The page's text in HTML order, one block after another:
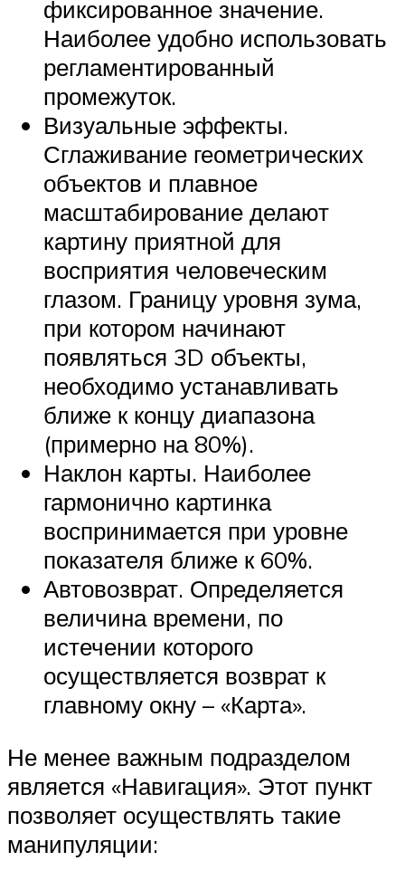
фиксированное значение.
Наиболее удобно использовать
регламентированный
промежуток.
Визуальные эффекты.
Сглаживание геометрических
объектов и плавное
масштабирование делают
картину приятной для
восприятия человеческим
глазом. Границу уровня зума,
при котором начинают
появляться 3D объекты,
необходимо устанавливать
ближе к концу диапазона
(примерно на 80%).
Наклон карты. Наиболее
гармонично картинка
воспринимается при уровне
показателя ближе к 60%.
Автовозврат. Определяется
величина времени, по
истечении которого
осуществляется возврат к
главному окну – «Карта».
Не менее важным подразделом
является «Навигация». Этот пункт
позволяет осуществлять такие
манипуляции: